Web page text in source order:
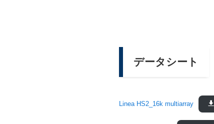
データシート
Linea HS2_16k multiarray